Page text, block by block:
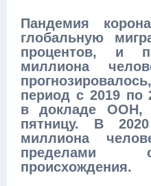
Пандемия
глобальную
процентов, и
миллиона
период с 2019 по
в докладе ООН,
пятницу. В 2020
миллиона
пределами
происхождения.